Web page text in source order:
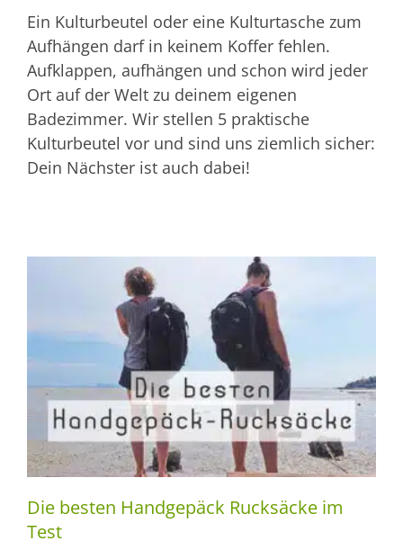
Ein Kulturbeutel oder eine Kulturtasche zum
Aufhängen darf in keinem Koffer fehlen.
Aufklappen, aufhängen und schon wird jeder
Ort auf der Welt zu deinem eigenen
Badezimmer. Wir stellen 5 praktische
Kulturbeutel vor und sind uns ziemlich sicher:
Dein Nächster ist auch dabei!
Die besten Handgepäck Rucksäcke im
Test